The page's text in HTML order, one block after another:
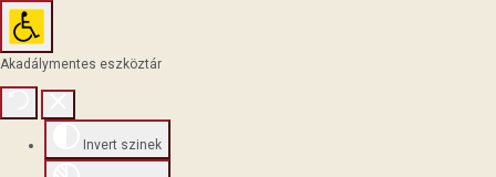
Akadálymentes eszköztár
Invert szinek